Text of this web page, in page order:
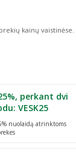
kainų vaistinėse.
perkant dvi
VESK25
nuolaidą atrinktoms